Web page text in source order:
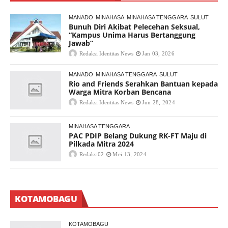
MANADO MINAHASA MINAHASA TENGGARA SULUT
Bunuh Diri Akibat Pelecehan Seksual,
“Kampus Unima Harus Bertanggung
Jawab”
Redaksi Identitas News Jan 03, 2026
MANADO MINAHASA TENGGARA SULUT
Rio and Friends Serahkan Bantuan kepada
Warga Mitra Korban Bencana
Redaksi Identitas News Jun 28, 2024
MINAHASA TENGGARA
PAC PDIP Belang Dukung RK-FT Maju di
Pilkada Mitra 2024
Redaksi02 Mei 13, 2024
KOTAMOBAGU
KOTAMOBAGU